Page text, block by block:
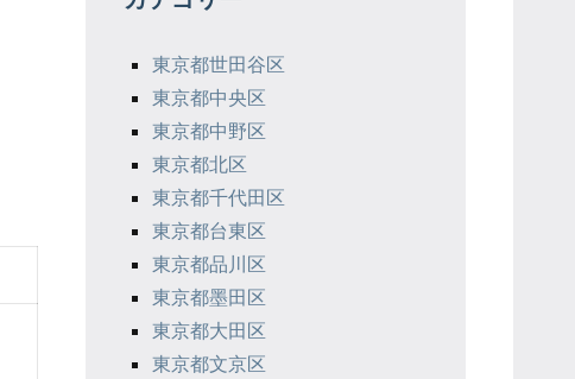
東京都世田谷区
東京都中央区
東京都中野区
東京都北区
東京都千代田区
東京都台東区
東京都品川区
東京都墨田区
東京都大田区
東京都文京区